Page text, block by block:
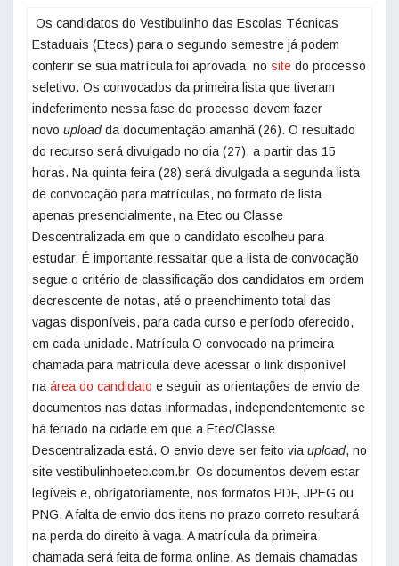
‌ Os candidatos do Vestibulinho das Escolas Técnicas
Estaduais (Etecs) para o segundo semestre já podem
conferir se sua matrícula foi aprovada, no site do processo
seletivo. Os convocados da primeira lista que tiveram
indeferimento nessa fase do processo devem fazer
novo upload da documentação amanhã (26). O resultado
do recurso será divulgado no dia (27), a partir das 15
horas. Na quinta-feira (28) será divulgada a segunda lista
de convocação para matrículas, no formato de lista
apenas presencialmente, na Etec ou Classe
Descentralizada em que o candidato escolheu para
estudar. É importante ressaltar que a lista de convocação
segue o critério de classificação dos candidatos em ordem
decrescente de notas, até o preenchimento total das
vagas disponíveis, para cada curso e período oferecido,
em cada unidade. Matrícula O convocado na primeira
chamada para matrícula deve acessar o link disponível
na área do candidato e seguir as orientações de envio de
documentos nas datas informadas, independentemente se
há feriado na cidade em que a Etec/Classe
Descentralizada está. O envio deve ser feito via upload, no
site vestibulinhoetec.com.br. Os documentos devem estar
legíveis e, obrigatoriamente, nos formatos PDF, JPEG ou
PNG. A falta de envio dos itens no prazo correto resultará
na perda do direito à vaga. A matrícula da primeira
chamada será feita de forma online. As demais chamadas